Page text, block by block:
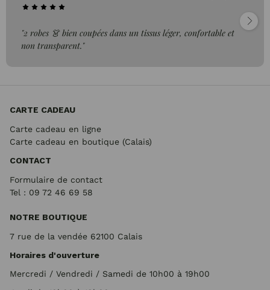
"2 robes 👗 bien coupées dans un tissus léger, confortable et
non transparent."
CARTE CADEAU
Carte cadeau en ligne
Carte cadeau en boutique (Calais)
CONTACT
Formulaire de contact
Tel : 09 72 46 69 58
NOTRE BOUTIQUE
7 rue de la vendée 62100 Calais
Horaires d'ouverture
Mercredi / Vendredi / Samedi de 10h00 à 19h00